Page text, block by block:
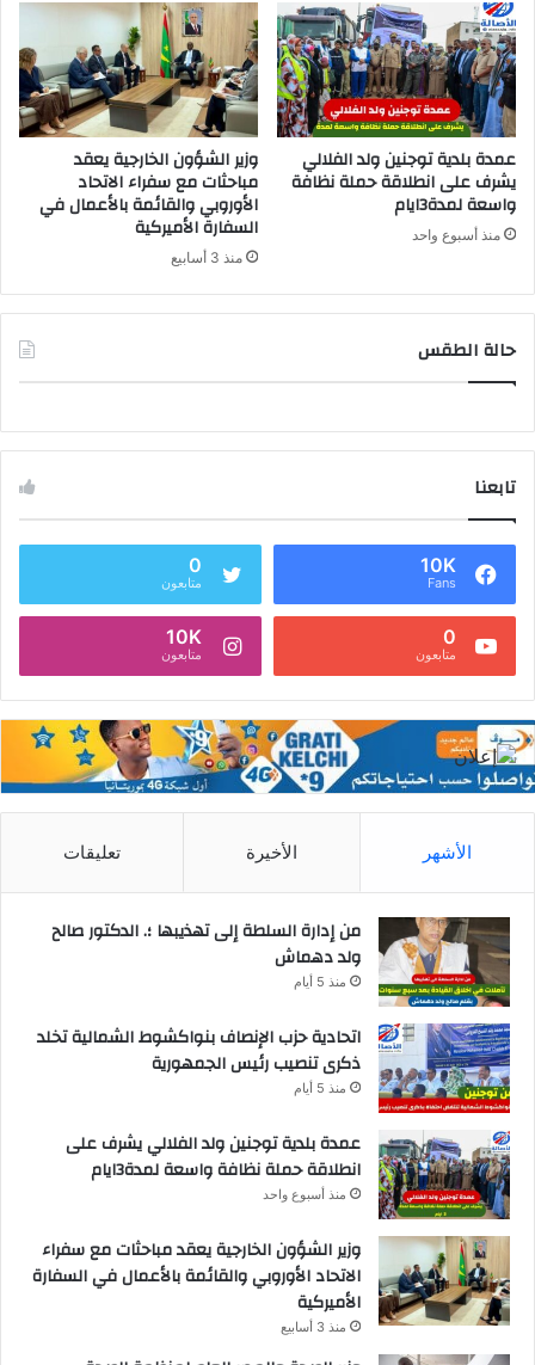
عمدة بلدية توجنين ولد الفلالي
يشرف على انطلاقة حملة نظافة
واسعة لمدة3ايام
منذ أسبوع واحد
وزير الشؤون الخارجية يعقد
مباحثات مع سفراء الاتحاد
الأوروبي والقائمة بالأعمال في
السفارة الأميركية
منذ 3 أسابيع
حالة الطقس
تابعنا
10K
Fans
0
متابعون
0
متابعون
10K
متابعون
الأشهر الأخيرة تعليقات
من إدارة السلطة إلى تهذيبها ؛. الدكتور صالح
ولد دهماش
منذ 5 أيام
اتحادية حزب الإنصاف بنواكشوط الشمالية تخلد
ذكرى تنصيب رئيس الجمهورية
منذ 5 أيام
عمدة بلدية توجنين ولد الفلالي يشرف على
انطلاقة حملة نظافة واسعة لمدة3ايام
منذ أسبوع واحد
وزير الشؤون الخارجية يعقد مباحثات مع سفراء
الاتحاد الأوروبي والقائمة بالأعمال في السفارة
الأميركية
منذ 3 أسابيع